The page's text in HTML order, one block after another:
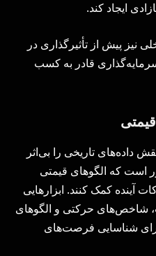
ایجاد کند.
پیش از تأثیرگذاری در
قادر به کسب
داده‌های تاریخی را بی‌اثر
است که الگوهای قیمتی
آینده کمک کنند. ابزارهایی
شاخص‌های حرکتی و الگوهای
شناسایی فرصت‌های